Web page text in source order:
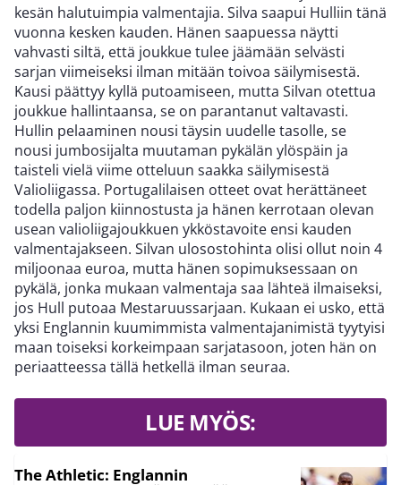
kesän halutuimpia valmentajia. Silva saapui Hulliin tänä
vuonna kesken kauden. Hänen saapuessa näytti
vahvasti siltä, että joukkue tulee jäämään selvästi
sarjan viimeiseksi ilman mitään toivoa säilymisestä.
Kausi päättyy kyllä putoamiseen, mutta Silvan otettua
joukkue hallintaansa, se on parantanut valtavasti.
Hullin pelaaminen nousi täysin uudelle tasolle, se
nousi jumbosijalta muutaman pykälän ylöspäin ja
taisteli vielä viime otteluun saakka säilymisestä
Valioliigassa. Portugalilaisen otteet ovat herättäneet
todella paljon kiinnostusta ja hänen kerrotaan olevan
usean valioliigajoukkuen ykköstavoite ensi kauden
valmentajakseen. Silvan ulosostohinta olisi ollut noin 4
miljoonaa euroa, mutta hänen sopimuksessaan on
pykälä, jonka mukaan valmentaja saa lähteä ilmaiseksi,
jos Hull putoaa Mestaruussarjaan. Kukaan ei usko, että
yksi Englannin kuumimmista valmentajanimistä tyytyisi
maan toiseksi korkeimpaan sarjatasoon, joten hän on
periaatteessa tällä hetkellä ilman seuraa.
LUE MYÖS:
The Athletic: Englannin